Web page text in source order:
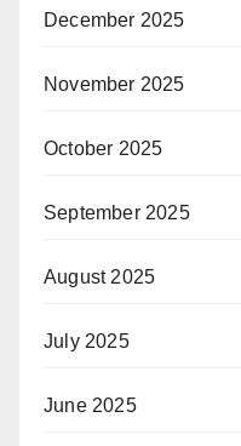
December 2025
November 2025
October 2025
September 2025
August 2025
July 2025
June 2025